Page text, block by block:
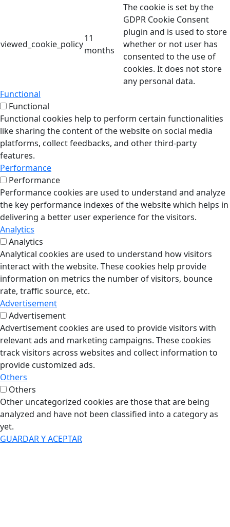
viewed_cookie_policy
11
months
The cookie is set by the
GDPR Cookie Consent
plugin and is used to store
whether or not user has
consented to the use of
cookies. It does not store
any personal data.
Functional
Functional
Functional cookies help to perform certain functionalities
like sharing the content of the website on social media
platforms, collect feedbacks, and other third-party
features.
Performance
Performance
Performance cookies are used to understand and analyze
the key performance indexes of the website which helps in
delivering a better user experience for the visitors.
Analytics
Analytics
Analytical cookies are used to understand how visitors
interact with the website. These cookies help provide
information on metrics the number of visitors, bounce
rate, traffic source, etc.
Advertisement
Advertisement
Advertisement cookies are used to provide visitors with
relevant ads and marketing campaigns. These cookies
track visitors across websites and collect information to
provide customized ads.
Others
Others
Other uncategorized cookies are those that are being
analyzed and have not been classified into a category as
yet.
GUARDAR Y ACEPTAR